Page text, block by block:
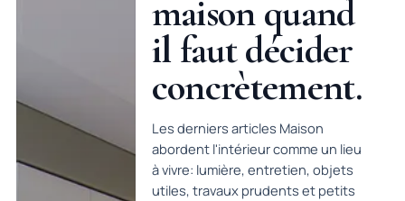
maison quand
il faut décider
concrètement.
Les derniers articles Maison
abordent l'intérieur comme un lieu
à vivre: lumière, entretien, objets
utiles, travaux prudents et petits